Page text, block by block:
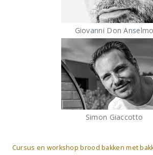
Giovanni Don Anselmo
Simon Giaccotto
Cursus en workshop brood bakken met